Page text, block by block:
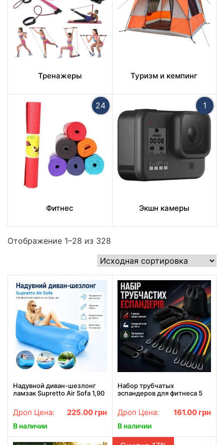
Тренажеры Туризм и кемпинг
24
Фитнес
1
Экшн камеры
Отображение 1–28 из 328
Надувной диван-шезлонг
ламзак Supretto Air Sofa 1,90
синий
Дроп Цена: 225.00 грн
В наличии
Набор трубчатых
эспандеров для фитнеса 5
Многофункциональный
комплект.
Дроп Цена: 161.00 грн
В наличии